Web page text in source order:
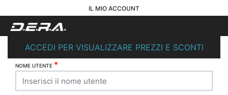
IL MIO ACCOUNT
ACCEDI PER VISUALIZZARE PREZZI E SCONTI
NOME UTENTE *